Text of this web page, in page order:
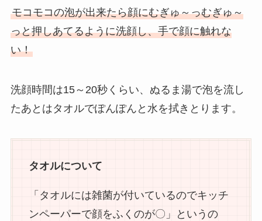
モコモコの泡が出来たら顔にむぎゅ～っむぎゅ～
っと押しあてるように洗顔し、手で顔に触れな
い！
洗顔時間は15～20秒くらい、ぬるま湯で泡を流し
たあとはタオルでぽんぽんと水を拭きとります。
タオルについて
「タオルには雑菌が付いているのでキッチ
ンペーパーで顔をふくのが〇」というの